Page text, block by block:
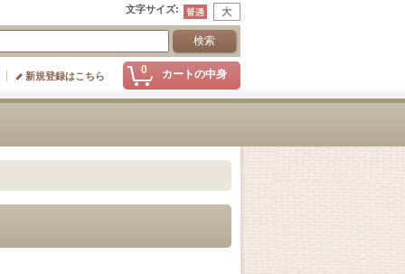
文字サイズ:
0 カートの中身
新規登録はこちら